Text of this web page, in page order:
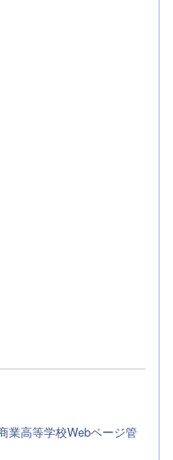
業高等学校Webページ管